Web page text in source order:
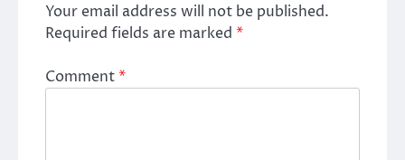
Your email address will not be published.
Required fields are marked *
Comment*